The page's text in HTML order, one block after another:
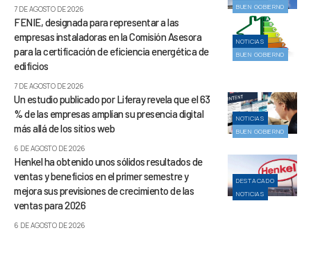
BUEN GOBIERNO
7 DE AGOSTO DE 2026
NOTICIAS
BUEN GOBIERNO
FENIE, designada para representar a las
empresas instaladoras en la Comisión Asesora
para la certificación de eficiencia energética de
edificios
7 DE AGOSTO DE 2026
NOTICIAS
BUEN GOBIERNO
Un estudio publicado por Liferay revela que el 63
% de las empresas amplían su presencia digital
más allá de los sitios web
6 DE AGOSTO DE 2026
DESTACADO
NOTICIAS
Henkel ha obtenido unos sólidos resultados de
ventas y beneficios en el primer semestre y
mejora sus previsiones de crecimiento de las
ventas para 2026
6 DE AGOSTO DE 2026